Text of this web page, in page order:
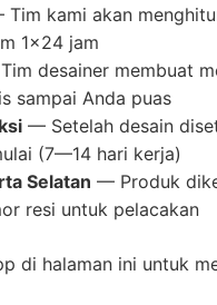
kami akan
1×24 jam
desainer membuat
sampai Anda puas
— Setelah desain
(7—14 hari kerja)
Selatan — Produk
resi untuk pelacakan
di halaman ini untuk